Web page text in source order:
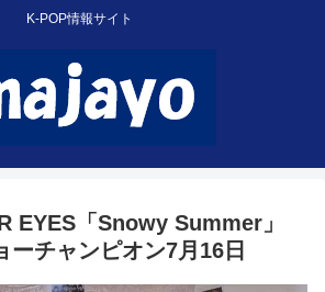
K-POP情報サイト
EYES「Snowy Summer」
ーチャンピオン7月16日